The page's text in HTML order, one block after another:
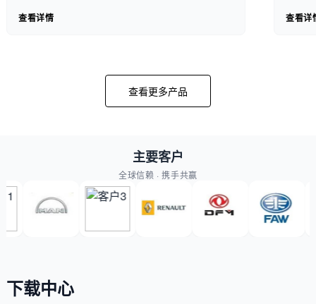
查看详情 查看详
查看更多产品
主要客户
全球信赖 · 携手共赢
下载中心